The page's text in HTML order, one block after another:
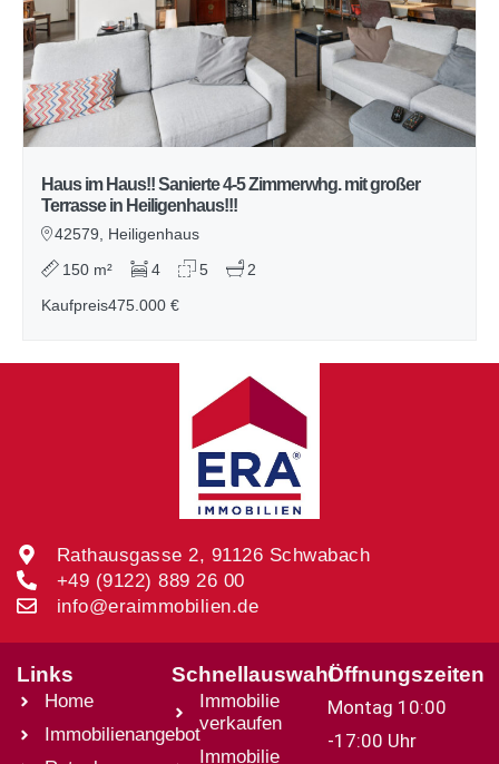
Haus im Haus!! Sanierte 4-5 Zimmerwhg. mit großer
Terrasse in Heiligenhaus!!!
42579, Heiligenhaus
150 m² 4 5
2
Kaufpreis475.000 €
Rathausgasse 2, 91126 Schwabach
+49 (9122) 889 26 00
info@eraimmobilien.de
Links
Home
Immobilienangebot
Schnellauswahl
Immobilie
verkaufen
Immobilie
Öffnungszeiten
Montag 10:00
-17:00 Uhr